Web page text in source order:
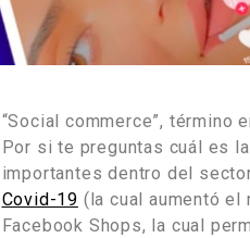
“Social commerce”, término
Por si te preguntas cuál es
importantes dentro del
Covid-19 (la cual aumentó el
Facebook Shops, la cual